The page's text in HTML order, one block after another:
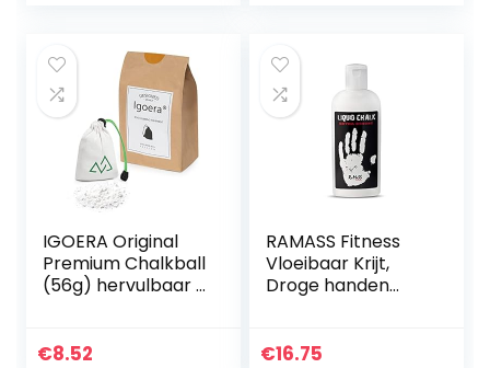
IGOERA Original
Premium Chalkball
(56g) hervulbaar |
klimmen,
€8.52
RAMASS Fitness
Vloeibaar Krijt,
Droge handen
Calisthenics, Gym,
€16.75